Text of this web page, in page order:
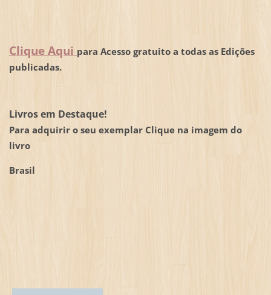
Clique Aqui para Acesso gratuito a todas as Edições
publicadas.
Livros em Destaque!
Para adquirir o seu exemplar Clique na imagem do
livro
Brasil